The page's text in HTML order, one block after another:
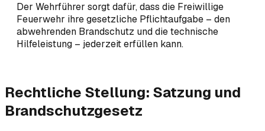
Der Wehrführer sorgt dafür, dass die Freiwillige
Feuerwehr ihre gesetzliche Pflichtaufgabe – den
abwehrenden Brandschutz und die technische
Hilfeleistung – jederzeit erfüllen kann.
Rechtliche Stellung: Satzung und
Brandschutzgesetz